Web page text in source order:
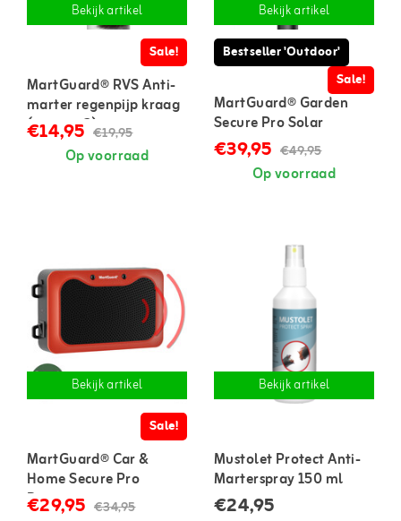
Bekijk artikel
Sale!
MartGuard® RVS Anti-
marter regenpijp kraag
(set van 2)
€14,95 €19,95
Op voorraad
Bekijk artikel
Bestseller 'Outdoor'
Sale!
MartGuard® Garden
Secure Pro Solar
marterverjager voor
buiten
€39,95 €49,95
Op voorraad
Bekijk artikel
Sale!
MartGuard® Car &
Home Secure Pro
Battery marterverjager
€29,95 €34,95
Bekijk artikel
Mustolet Protect Anti-
Marterspray 150 ml
€24,95